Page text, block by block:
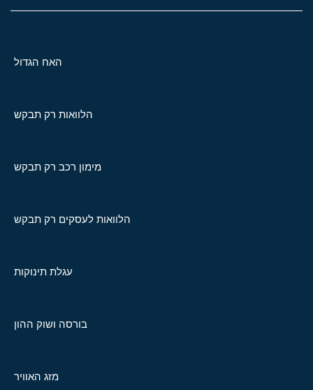
האח הגדול
הלוואות רק תבקש
מימון רכב רק תבקש
הלוואות לעסקים רק תבקש
עגלת תינוקות
בורסה ושוק ההון
מזג האוויר